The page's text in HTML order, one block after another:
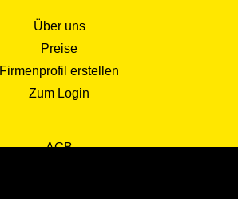
Über uns
Preise
Firmenprofil erstellen
Zum Login
AGB